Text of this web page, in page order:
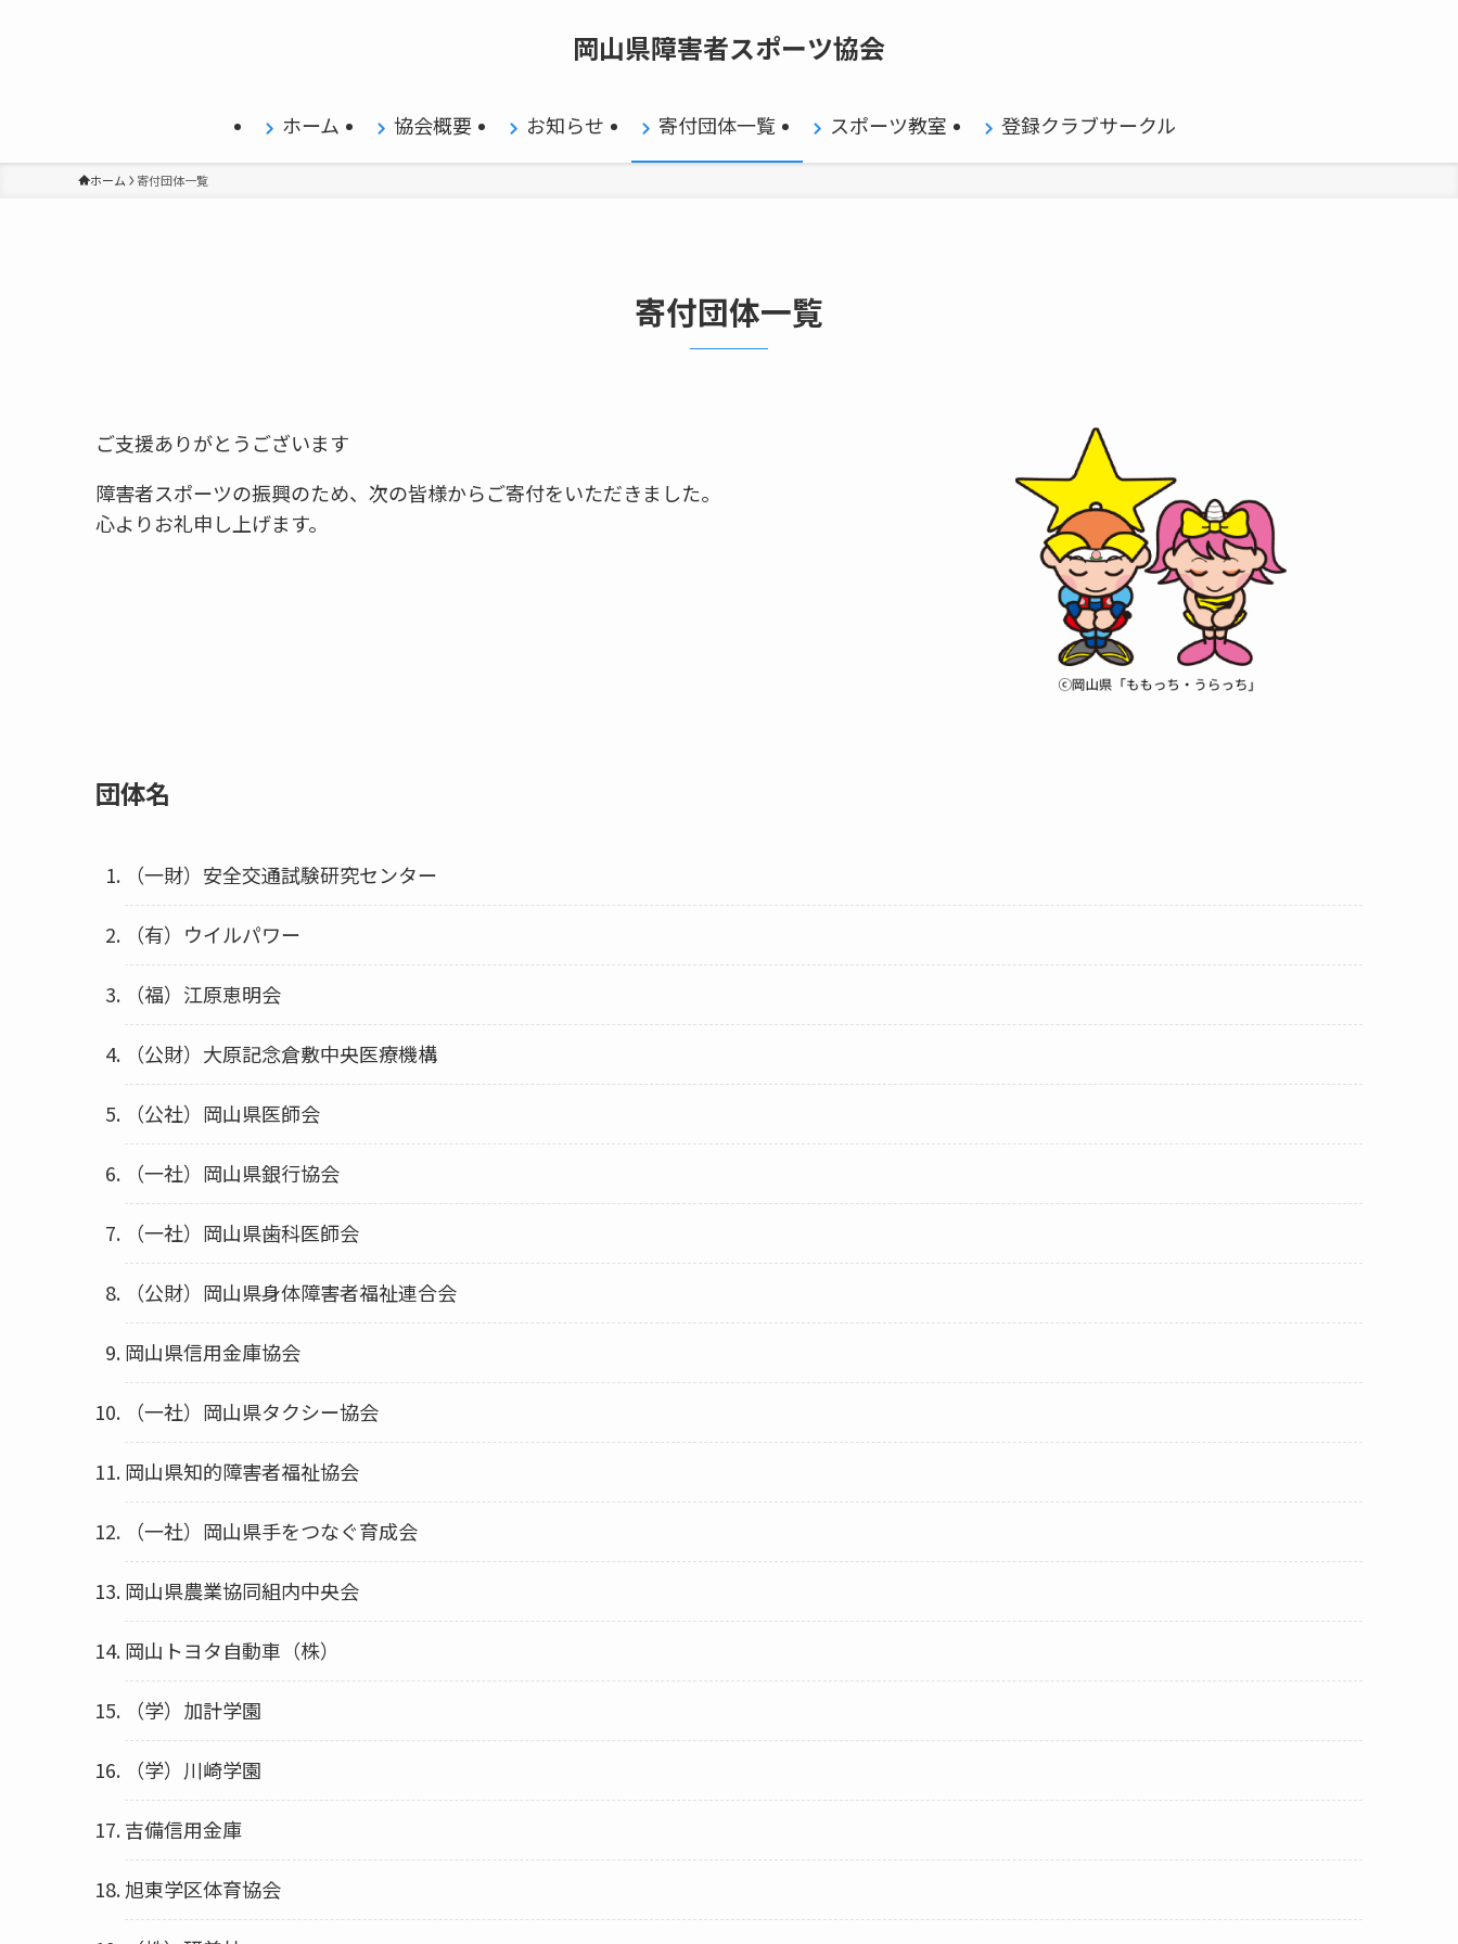
岡山県障害者スポーツ協会
ホーム 協会概要 お知らせ 寄付団体一覧 スポーツ教室 登録クラブサークル
ホーム 寄付団体一覧
寄付団体一覧
ご支援ありがとうございます
障害者スポーツの振興のため、次の皆様からご寄付をいただきました。
心よりお礼申し上げます。
団体名
（一財）安全交通試験研究センター
（有）ウイルパワー
（福）江原恵明会
（公財）大原記念倉敷中央医療機構
（公社）岡山県医師会
（一社）岡山県銀行協会
（一社）岡山県歯科医師会
（公財）岡山県身体障害者福祉連合会
岡山県信用金庫協会
（一社）岡山県タクシー協会
岡山県知的障害者福祉協会
（一社）岡山県手をつなぐ育成会
岡山県農業協同組内中央会
岡山トヨタ自動車（株）
（学）加計学園
（学）川崎学園
吉備信用金庫
旭東学区体育協会